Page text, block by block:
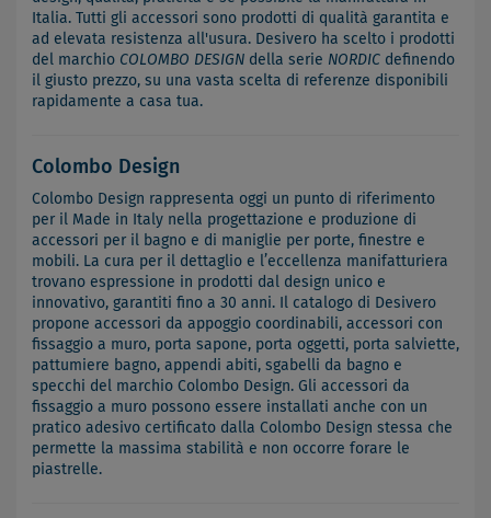
Italia. Tutti gli accessori sono prodotti di qualità garantita e
ad elevata resistenza all'usura. Desivero ha scelto i prodotti
del marchio COLOMBO DESIGN della serie NORDIC definendo
il giusto prezzo, su una vasta scelta di referenze disponibili
rapidamente a casa tua.
Colombo Design
Colombo Design rappresenta oggi un punto di riferimento
per il Made in Italy nella progettazione e produzione di
accessori per il bagno e di maniglie per porte, finestre e
mobili. La cura per il dettaglio e l’eccellenza manifatturiera
trovano espressione in prodotti dal design unico e
innovativo, garantiti fino a 30 anni. Il catalogo di Desivero
propone accessori da appoggio coordinabili, accessori con
fissaggio a muro, porta sapone, porta oggetti, porta salviette,
pattumiere bagno, appendi abiti, sgabelli da bagno e
specchi del marchio Colombo Design. Gli accessori da
fissaggio a muro possono essere installati anche con un
pratico adesivo certificato dalla Colombo Design stessa che
permette la massima stabilità e non occorre forare le
piastrelle.